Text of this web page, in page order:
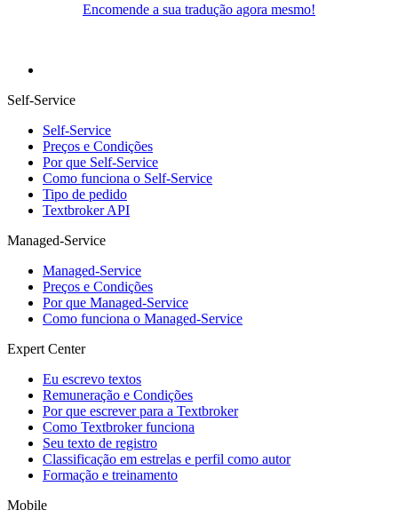
Encomende a sua tradução agora mesmo!
Self-Service
Self-Service
Preços e Condições
Por que Self-Service
Como funciona o Self-Service
Tipo de pedido
Textbroker API
Managed-Service
Managed-Service
Preços e Condições
Por que Managed-Service
Como funciona o Managed-Service
Expert Center
Eu escrevo textos
Remuneração e Condições
Por que escrever para a Textbroker
Como Textbroker funciona
Seu texto de registro
Classificação em estrelas e perfil como autor
Formação e treinamento
Mobile